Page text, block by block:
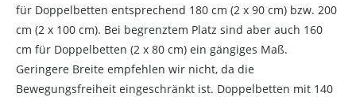
für Doppelbetten entsprechend 180 cm (2 x 90 cm) bzw. 200
cm (2 x 100 cm). Bei begrenztem Platz sind aber auch 160
cm für Doppelbetten (2 x 80 cm) ein gängiges Maß.
Geringere Breite empfehlen wir nicht, da die
Bewegungsfreiheit eingeschränkt ist. Doppelbetten mit 140